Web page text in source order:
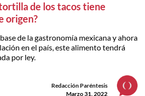
de los tacos tiene
origen?
de la gastronomía mexicana y ahora
en el país, este alimento tendrá
por ley.
Redacción Paréntesis
Marzo 31, 2022